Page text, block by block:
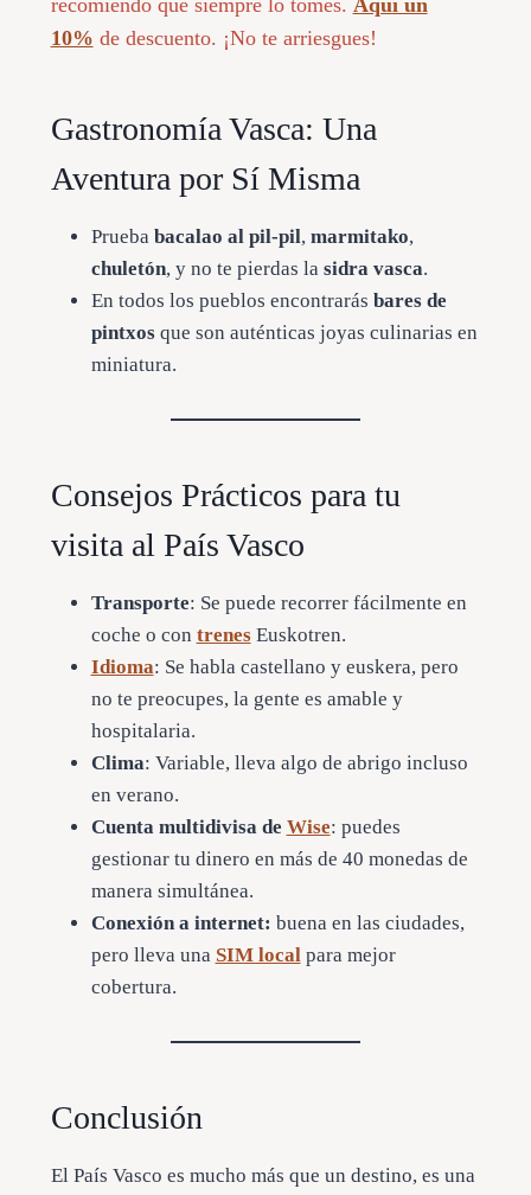
recomiendo que siempre lo tomes. Aquí un
10% de descuento. ¡No te arriesgues!
Gastronomía Vasca: Una
Aventura por Sí Misma
Prueba bacalao al pil-pil, marmitako,
chuletón, y no te pierdas la sidra vasca.
En todos los pueblos encontrarás bares de
pintxosque son auténticas joyas culinarias en
miniatura.
Consejos Prácticos para tu
visita al País Vasco
Transporte: Se puede recorrer fácilmente en
coche o con trenesEuskotren.
Idioma: Se habla castellano y euskera, pero
no te preocupes, la gente es amable y
hospitalaria.
Clima: Variable, lleva algo de abrigo incluso
en verano.
Cuenta multidivisa de Wise: puedes
gestionar tu dinero en más de 40 monedas de
manera simultánea.
Conexión a internet: buena en las ciudades,
pero lleva una SIM localpara mejor
cobertura.
Conclusión
El País Vasco es mucho más que un destino, es una